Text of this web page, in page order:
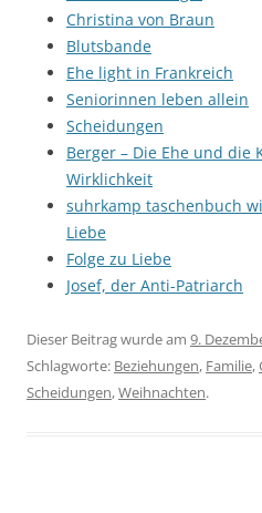
Christina von Braun
Blutsbande
Ehe light in Frankreich
Seniorinnen leben allein
Scheidungen
Berger – Die Ehe und die
Wirklichkeit
suhrkamp taschenbuch
Liebe
Folge zu Liebe
Josef, der Anti-Patriarch
Dieser Beitrag wurde am 9.
Schlagworte: Beziehungen, Familie,
Scheidungen,Weihnachten.